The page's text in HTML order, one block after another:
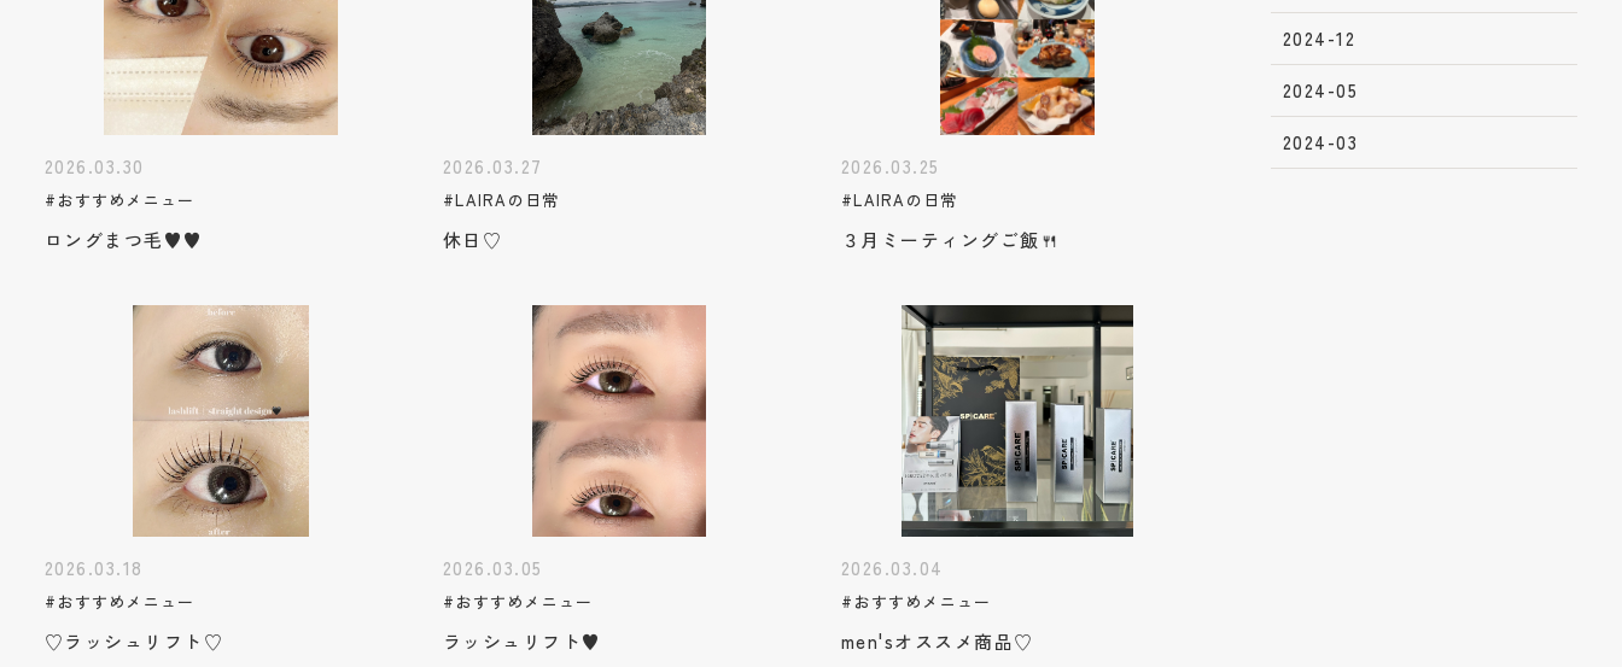
2026.03.30
#おすすめメニュー
ロングまつ毛♥♥
2026.03.27
#LAIRAの日常
休日♡
2026.03.25
#LAIRAの日常
３月ミーティングご飯🍴
2026.03.18
#おすすめメニュー
♡ラッシュリフト♡
2026.03.05
#おすすめメニュー
ラッシュリフト♥
2026.03.04
#おすすめメニュー
men'sオススメ商品♡
2024-12
2024-05
2024-03